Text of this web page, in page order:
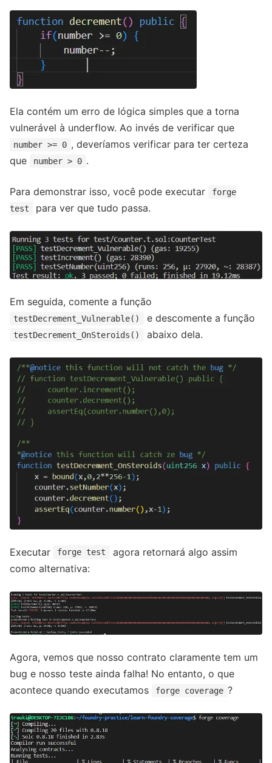
Ela contém um erro de lógica simples que a torna
vulnerável à underflow. Ao invés de verificar que
number >= 0 , deveríamos verificar para ter certeza
que
number > 0 .
Para demonstrar isso, você pode executar
forge
test
para ver que tudo passa.
Em seguida, comente a função
testDecrement_Vulnerable() e descomente a função
testDecrement_OnSteroids() abaixo dela.
Executar forge test
agora retornará algo assim
como alternativa:
Agora, vemos que nosso contrato claramente tem um
bug e nosso teste ainda falha! No entanto, o que
acontece quando executamos
forge coverage ?